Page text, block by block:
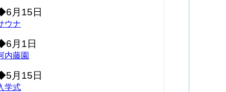
月15日
ウナ
月1日
内藤園
月15日
学式